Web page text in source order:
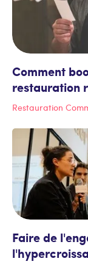
Restauration
Comment
restauration
Faire de